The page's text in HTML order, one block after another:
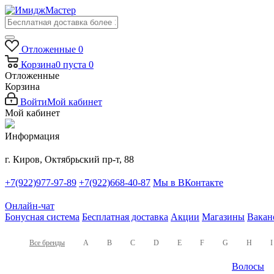
Отложенные 0
Корзина0 пуста 0
Отложенные
Корзина
ВойтиМой кабинет
Мой кабинет
Информация
г. Киров, Октябрьский пр-т, 88
+7(922)977-97-89 +7(922)668-40-87 Мы в ВКонтакте
Онлайн-чат
Бонусная система Бесплатная доставка Акции Магазины
Все бренды A B C D E F G H I
Волосы